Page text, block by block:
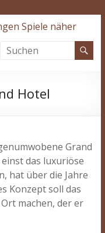
Hotel
Grand
das luxuriöse
hat über die Jahre
Konzept soll das
machen, der er